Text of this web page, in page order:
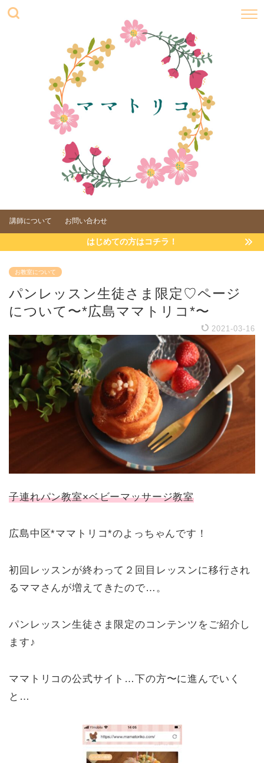
講師について お問い合わせ
はじめての方はコチラ！
お教室について
パンレッスン生徒さま限定♡ページ
について〜*広島ママトリコ*〜
2021-03-16
子連れパン教室×ベビーマッサージ教室
広島中区*ママトリコ*のよっちゃんです！
初回レッスンが終わって２回目レッスンに移行され
るママさんが増えてきたので…。
パンレッスン生徒さま限定のコンテンツをご紹介し
ます♪
ママトリコの公式サイト…下の方〜に進んでいく
と…